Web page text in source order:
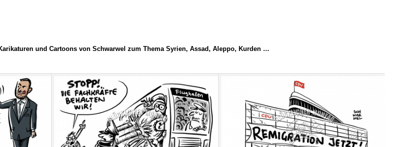
und Cartoons von Schwarwel zum Thema Syrien, Assad, Aleppo, Kurden …